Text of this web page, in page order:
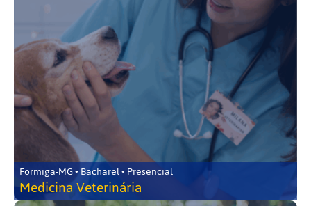
Formiga-MG • Bacharel • Presencial
Medicina Veterinária